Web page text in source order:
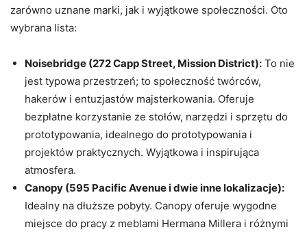
zarówno uznane marki, jak i wyjątkowe społeczności. Oto
wybrana lista:
Noisebridge (272 Capp Street, Mission District): To nie
jest typowa przestrzeń; to społeczność twórców,
hakerów i entuzjastów majsterkowania. Oferuje
bezpłatne korzystanie ze stołów, narzędzi i sprzętu do
prototypowania, idealnego do prototypowania i
projektów praktycznych. Wyjątkowa i inspirująca
atmosfera.
Canopy (595 Pacific Avenue i dwie inne lokalizacje):
Idealny na dłuższe pobyty. Canopy oferuje wygodne
miejsce do pracy z meblami Hermana Millera i różnymi